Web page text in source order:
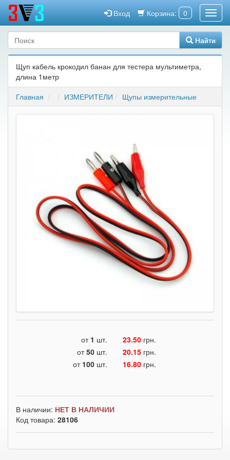
Корзина: 0
Вход
Найти
Щуп кабель крокодил банан для тестера мультиметра,
длина 1метр
Главная
ИЗМЕРИТЕЛИ Щупы измерительные
от 1 шт. 23.50 грн.
от50 шт. 20.15 грн.
от 100 шт. 16.80 грн.
В наличии: НЕТ В НАЛИЧИИ
Код товара: 28106